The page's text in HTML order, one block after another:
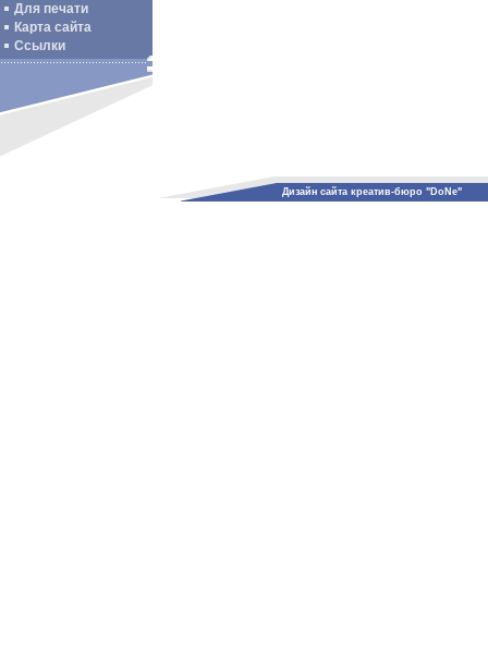
Для печати
Карта сайта
Ссылки
Дизайн сайта креатив-бюро "DoNe"